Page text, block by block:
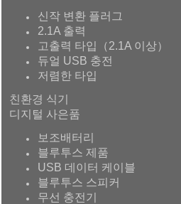
신작 변환 플러그
2.1A 출력
고출력 타입（2.1A 이상）
듀얼 USB 충전
저렴한 타입
친환경 식기
디지털 사은품
보조배터리
블루투스 제품
USB 데이터 케이블
블루투스 스피커
무선 충전기